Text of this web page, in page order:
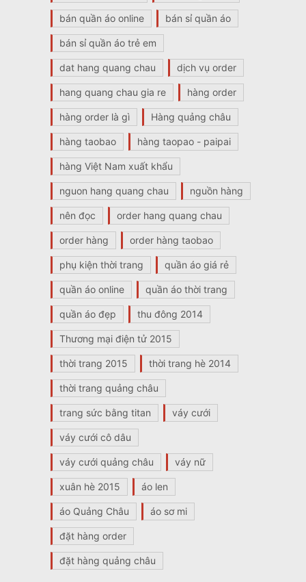
bán quần áo online bán sỉ quần áo
bán sỉ quần áo trẻ em
dat hang quang chau dịch vụ order
hang quang chau gia re hàng order
hàng order là gì Hàng quảng châu
hàng taobao hàng taopao - paipai
hàng Việt Nam xuất khẩu
nguon hang quang chau nguồn hàng
nên đọc order hang quang chau
order hàng order hàng taobao
phụ kiện thời trang quần áo giá rẻ
quần áo online quần áo thời trang
quần áo đẹp thu đông 2014
Thương mại điện tử 2015
thời trang 2015 thời trang hè 2014
thời trang quảng châu
trang sức bằng titan váy cưới
váy cưới cô dâu
váy cưới quảng châu váy nữ
xuân hè 2015 áo len
áo Quảng Châu áo sơ mi
đặt hàng order
đặt hàng quảng châu